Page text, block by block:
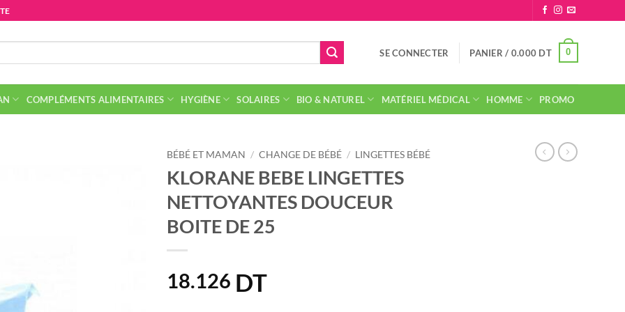
SE CONNECTER PANIER / 0.000 DT 0
COMPLÉMENTS ALIMENTAIRES HYGIÈNE SOLAIRES BIO & NATUREL MATÉRIEL MÉDICAL HOMME PROMO
BÉBÉ ET MAMAN / CHANGE DE BÉBÉ / LINGETTES BÉBÉ
KLORANE BEBE LINGETTES
NETTOYANTES DOUCEUR
BOITE DE 25
18.126 DT